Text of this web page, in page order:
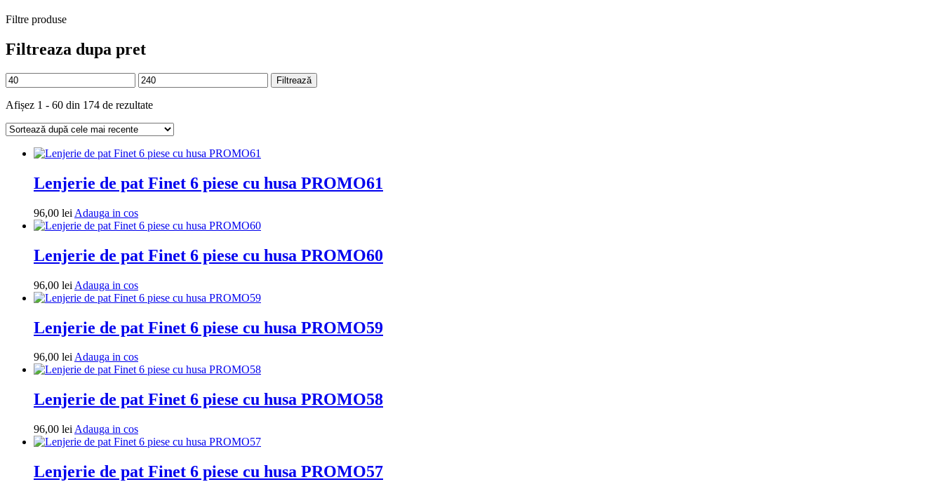
Filtre produse
Filtreaza dupa pret
Preț
minim
Preț
maxim
Filtrează
Afișez 1 - 60 din 174 de rezultateSortat
cele
recente
Lenjerie de pat Finet 6 piese cu husa PROMO61
96,00 lei Adauga in cosAdauga
in
Lenjerie de pat Finet 6 piese cu husa PROMO60
96,00 lei Adauga in cosAdauga
in
Lenjerie de pat Finet 6 piese cu husa PROMO59
96,00 leiAdauga in cosAdauga
in
Lenjerie de pat Finet 6 piese cu husa PROMO58
96,00 lei Adauga in cosAdauga
in
Lenjerie de pat Finet 6 piese cu husa PROMO57